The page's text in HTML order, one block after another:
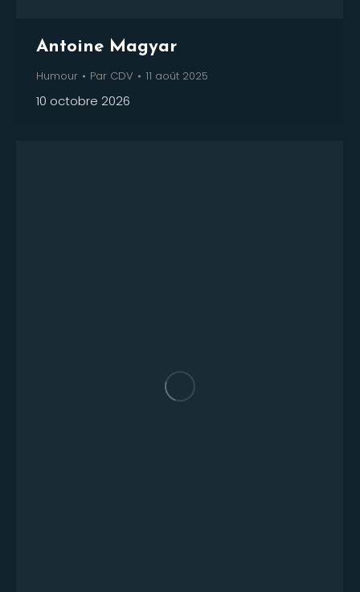
Antoine Magyar
Humour Par CDV 11 août 2025
10 octobre 2026